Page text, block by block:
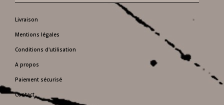
Livraison
Mentions légales
Conditions d'utilisation
A propos
Paiement sécurisé
Contact